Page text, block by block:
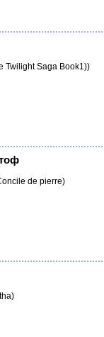
Twilight Saga Book1))
de pierre)